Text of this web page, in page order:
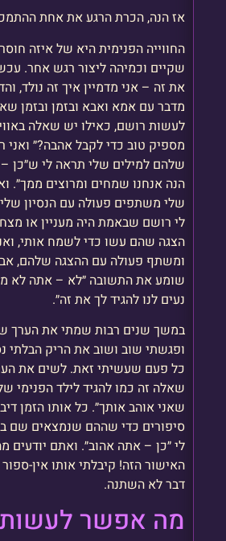
אז הנה, הכרת הרגע את אחת
החווייה הפנימית היא של איזה
שקיים וכמיהה ליצור רגש אחר.
את זה – אני מדמיין איך זה נולד,
מדבר עם אמא ואבא ובזמן ובזמן
לעשות רושם, כאילו יש שאלה
מספיק טוב כדי לקבל אהבה?״ ואני
שלהם למילים שלי תראה לי ש״כן
הנה אנחנו שמחים ומרוצים ממך״.
שלי משתפים פעולה עם הנסיון שלי
לי רושם שבאמת היה מעניין או
הצגה שהם עשו כדי לשמח אותי,
ומשתף פעולה עם ההצגה שלהם,
שומע את התשובה ״לא – אתה לא
נעים לנו להגיד לך את זה״.
במשך שנים רבות שמתי את הערך
ופגשתי שוב ושוב את הריק הבלתי
כל פעם שעשיתי זאת. לשים את
שאלה זה כמו להגיד לילד הפנימי
שאני אוהב אותך״. כל אותו הזמן
סיפורים כדי שההם שנמצאים שם
לי ״כן – אתה אהוב״. ואתם יודעים
האישור הזה! קיבלתי אותו אין-
דבר לא השתנה.
מה אפשר